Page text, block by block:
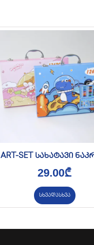
ART-SET სახატავი
29.00₾
სხვადასხვა